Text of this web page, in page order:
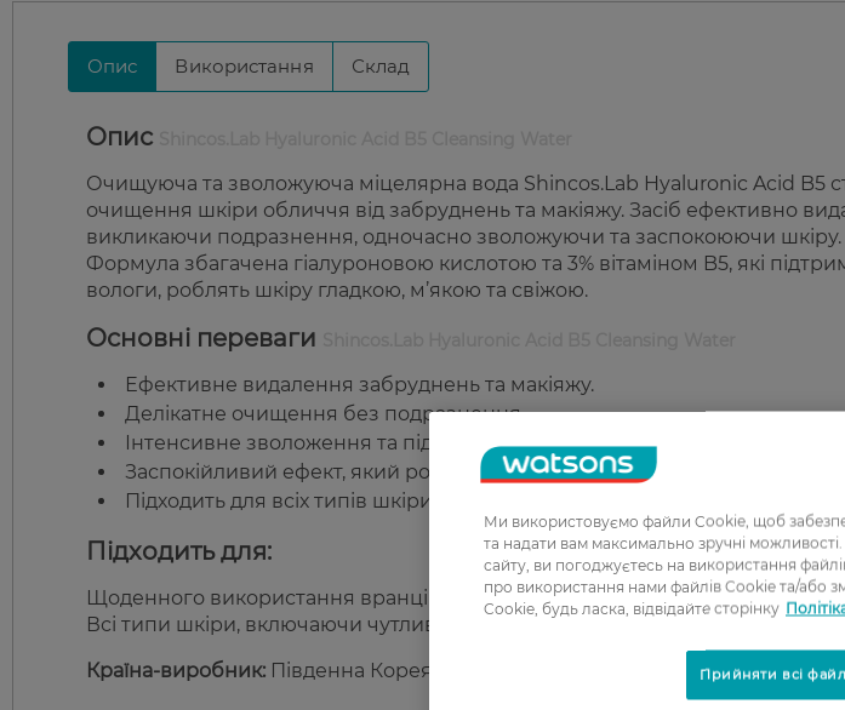
Опис Використання Склад
Опис
Очищуюча та зволожуюча міцелярна вода Shincos.Lab Hyaluronic Acid B5
очищення шкіри обличчя від забруднень та макіяжу. Засіб ефективно
викликаючи подразнення, одночасно зволожуючи та заспокоюючи шкіру.
Формула збагачена гіалуроновою кислотою та 3% вітаміном B5, які
вологи, роблять шкіру гладкою, м’якою та свіжою.
Основні переваги
Ефективне видалення забруднень та макіяжу.
Делікатне очищення без подразнення.
Інтенсивне зволоження та підтримка водного балансу шкіри.
Заспокійливий ефект, який робить шкіру м’якою та гладкою.
Підходить для всіх типів шкіри.
Підходить для:
Щоденного використання вранці та ввечері.
Всі типи шкіри, включаючи чутливу, що потребує зволоження та
Країна-виробник: Південна Корея
Ми використовуємо файли Cookie, щоб
та надати вам максимально зручні
сайту, ви погоджуєтесь на використання
про використання нами файлів Cookie та/або
Cookie, будь ласка, відвідайте сторінку
Прийняти всі